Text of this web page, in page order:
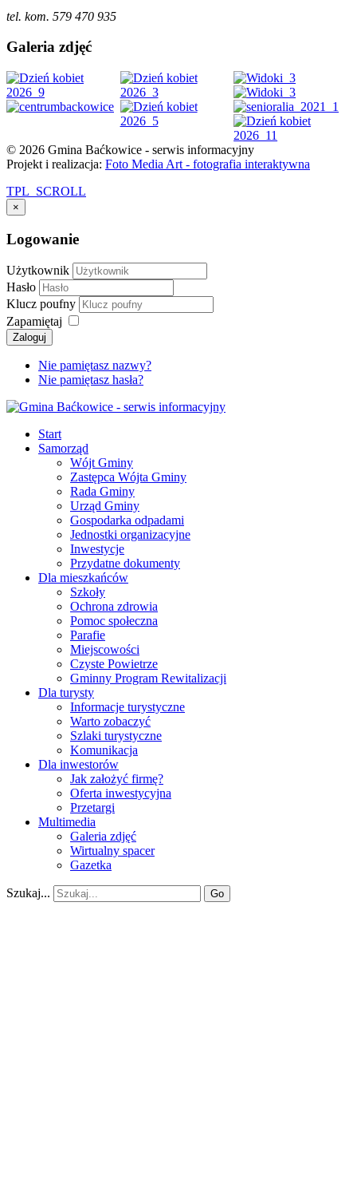
tel. kom. 579 470 935
Galeria zdjęć
© 2026 Gmina Baćkowice - serwis informacyjny
Projekt i realizacja: Foto Media Art - fotografia interaktywna
TPL_SCROLL
×
Logowanie
Użytkownik
Hasło
Klucz poufny
Zapamiętaj
Zaloguj
Nie pamiętasz nazwy?
Nie pamiętasz hasła?
Start
Samorząd
Wójt Gminy
Zastępca Wójta Gminy
Rada Gminy
Urząd Gminy
Gospodarka odpadami
Jednostki organizacyjne
Inwestycje
Przydatne dokumenty
Dla mieszkańców
Szkoły
Ochrona zdrowia
Pomoc społeczna
Parafie
Miejscowości
Czyste Powietrze
Gminny Program Rewitalizacji
Dla turysty
Informacje turystyczne
Warto zobaczyć
Szlaki turystyczne
Komunikacja
Dla inwestorów
Jak założyć firmę?
Oferta inwestycyjna
Przetargi
Multimedia
Galeria zdjęć
Wirtualny spacer
Gazetka
Szukaj... Go